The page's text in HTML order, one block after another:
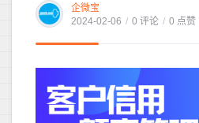
企微宝
2024-02-06 / 0 评论 / 0 点赞